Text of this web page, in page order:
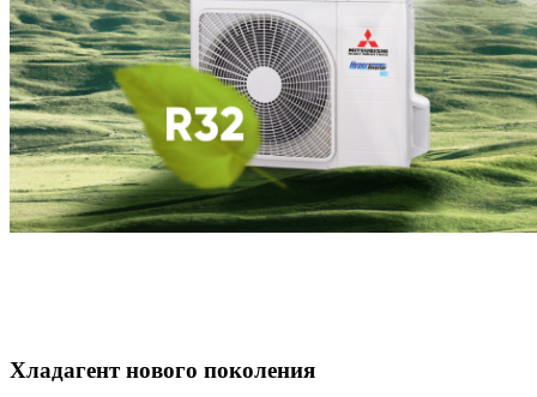
Хладагент нового поколения